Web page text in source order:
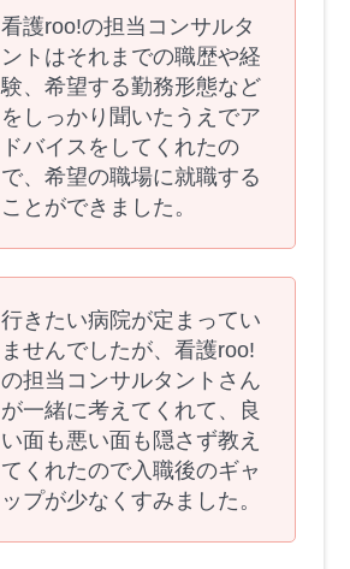
看護roo!の担当コンサルタ
ントはそれまでの職歴や経
験、希望する勤務形態など
をしっかり聞いたうえでア
ドバイスをしてくれたの
で、希望の職場に就職する
ことができました。
行きたい病院が定まってい
ませんでしたが、看護roo!
の担当コンサルタントさん
が一緒に考えてくれて、良
い面も悪い面も隠さず教え
てくれたので入職後のギャ
ップが少なくすみました。